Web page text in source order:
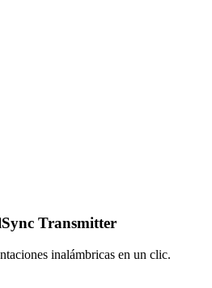
Transmitter
inalámbricas en un clic.